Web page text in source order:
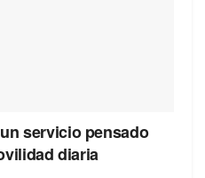
servicio pensado
diaria